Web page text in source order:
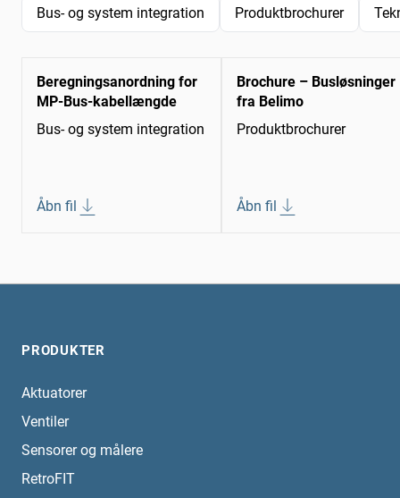
Bus- og system integration Produktbrochurer
Beregningsanordning for
MP-Bus-kabellængde
Bus- og system integration
Åbn fil
Brochure – Busløsninger
fra Belimo
Produktbrochurer
Åbn fil
PRODUKTER
Aktuatorer
Ventiler
Sensorer og målere
RetroFIT